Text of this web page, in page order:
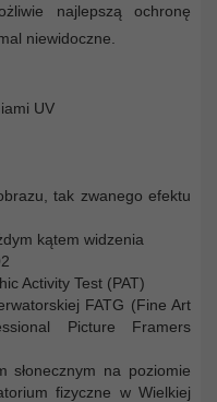
najlepszą ochronę
niewidoczne.
UV
tak zwanego efektu
kątem widzenia
Activity Test (PAT)
FATG (Fine Art
Picture Framers
słonecznym na poziomie
fizyczne w Wielkiej